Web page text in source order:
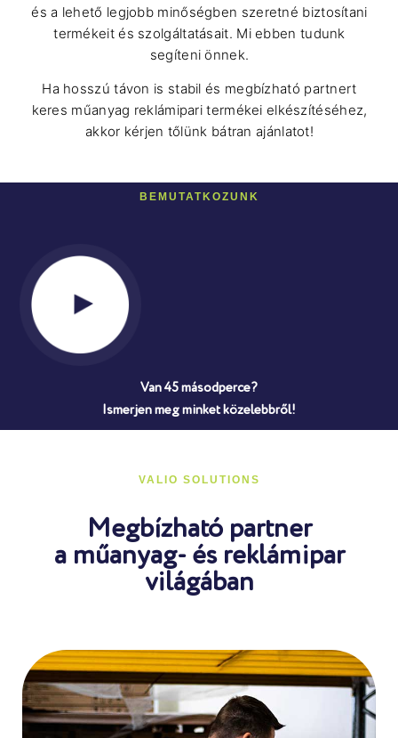
és a lehető legjobb minőségben szeretné biztosítani
termékeit és szolgáltatásait. Mi ebben tudunk
segíteni önnek.
Ha hosszú távon is stabil és megbízható partnert
keres műanyag reklámipari termékei elkészítéséhez,
akkor kérjen tőlünk bátran ajánlatot!
BEMUTATKOZUNK
Van 45 másodperce?
Ismerjen meg minket közelebbről!
VALIO SOLUTIONS
Megbízható partner
a műanyag- és reklámipar
világában